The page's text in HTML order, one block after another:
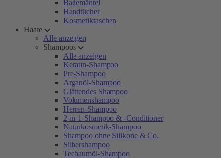
Bademäntel
Handtücher
Kosmetiktaschen
Haare
Alle anzeigen
Shampoos
Alle anzeigen
Keratin-Shampoo
Pre-Shampoo
Arganöl-Shampoo
Glättendes Shampoo
Volumenshampoo
Herren-Shampoo
2-in-1-Shampoo & -Conditioner
Naturkosmetik-Shampoo
Shampoo ohne Silikone & Co.
Silbershampoo
Teebaumöl-Shampoo